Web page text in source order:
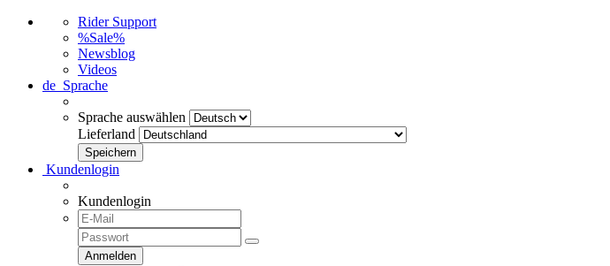
Rider Support
%Sale%
Newsblog
Videos
de Sprache
Sprache auswählen
Lieferland
Kundenlogin
Kundenlogin